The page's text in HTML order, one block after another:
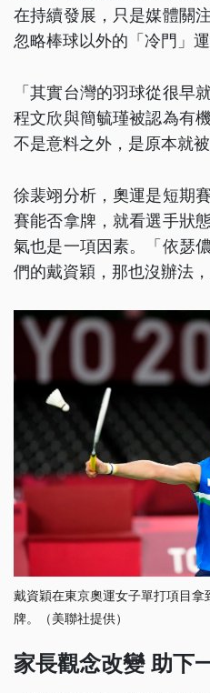
在持續發展，只是媒體關
忽略棒球以外的「冷門」運
「其實台灣的羽球從很早
程文欣與簡毓瑾被認為有
不是意料之外，是原本就被
徐裴翊分析，奧運是短期
賽能否拿牌，就看選手狀
氣也是一項因素。「依瑟
們的戴資穎，那也沒辦法，
戴資穎在東京奧運女子單打項目
牌。（美聯社提供）
家長觀念改變 助下